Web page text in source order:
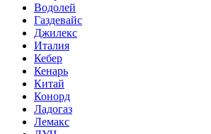
Водолей
Газдевайс
Джилекс
Италия
Кебер
Кенарь
Китай
Конорд
Ладогаз
Лемакс